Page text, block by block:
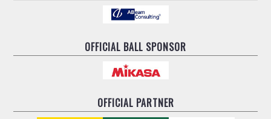
OFFICIAL BALL SPONSOR
OFFICIAL PARTNER